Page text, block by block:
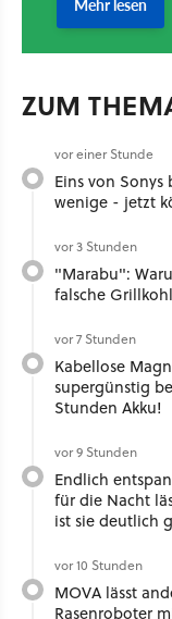
ZUM
vor einer Stunde
Eins von
wenige - jetzt
vor 3 Stunden
"Marabu":
falsche
vor 7 Stunden
Kabellose
supergünstig
Stunden Akku!
vor 9 Stunden
Endlich
für die Nacht
ist sie deutlich
vor 10 Stunden
MOVA lässt
Rasenroboter